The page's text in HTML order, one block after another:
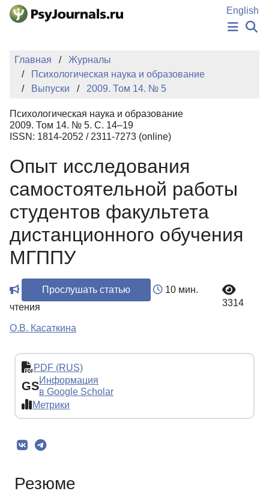
Перейти к основному содержанию
English
НОВОСТИ
ИЗДАНИЯ
АВТОРЫ
БАЗА ЗНАНИЙ
КЛЮЧЕВЫЕ СЛОВА
Регистрация
Главная
Журналы
Психологическая наука и образование
Выпуски
2009. Том 14. № 5
Психологическая наука и образование
2009. Том 14. № 5. С. 14–19
ISSN: 1814-2052 / 2311-7273 (online)
Опыт исследования
самостоятельной работы
студентов факультета
дистанционного обучения
МГППУ
Прослушать статью
10 мин.
чтения
3314
О.В. Касаткина
PDF (RUS)
GSИнформация
в Google Scholar
Метрики
Резюме